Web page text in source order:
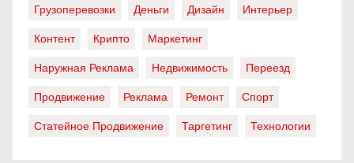
Грузоперевозки
Деньги Дизайн
Интерьер
Контент
Крипто
Маркетинг
Наружная Реклама
Недвижимость
Переезд
Продвижение
Реклама Ремонт
Спорт
Статейное Продвижение
Таргетинг Технологии